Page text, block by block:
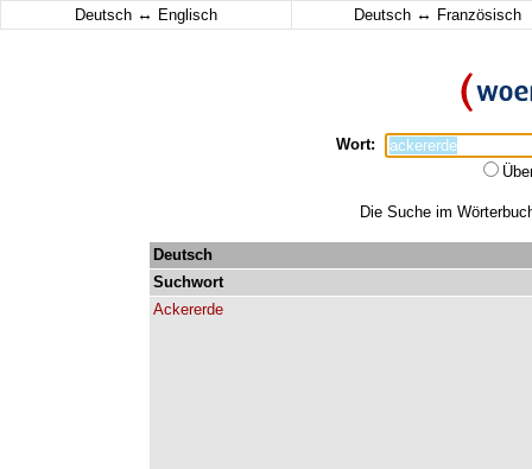
Deutsch ↔ Englisch Deutsch ↔ Französisch
Wort:
Die Suche im
Deutsch
Suchwort
Ackererde